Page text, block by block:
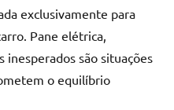
exclusivamente para
Pane elétrica,
inesperados são situações
o equilíbrio